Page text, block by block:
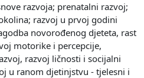
razvoja; prenatalni razvoj;
razvoj u prvoj godini
novorođenog djeteta, rast
motorike i percepcije,
razvoj ličnosti i socijalni
u ranom djetinjstvu - tjelesni i